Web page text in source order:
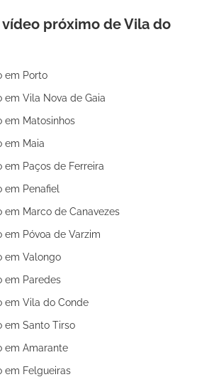
vídeo próximo de Vila do
em Porto
em Vila Nova de Gaia
em Matosinhos
em Maia
em Paços de Ferreira
em Penafiel
em Marco de Canavezes
em Póvoa de Varzim
em Valongo
em Paredes
em Vila do Conde
em Santo Tirso
em Amarante
em Felgueiras